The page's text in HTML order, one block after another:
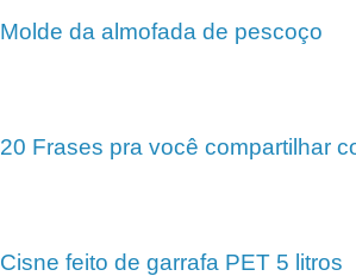
Molde da almofada de pescoço
20 Frases pra você compartilhar
Cisne feito de garrafa PET 5 litros